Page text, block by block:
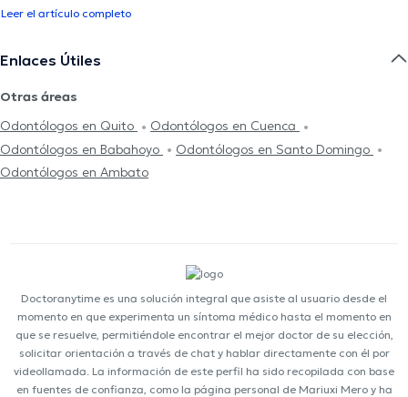
Leer el artículo completo
Enlaces Útiles
Otras áreas
Odontólogos en Quito
Odontólogos en Cuenca
Odontólogos en Babahoyo
Odontólogos en Santo Domingo
Odontólogos en Ambato
Doctoranytime es una solución integral que asiste al usuario desde el
momento en que experimenta un síntoma médico hasta el momento en
que se resuelve, permitiéndole encontrar el mejor doctor de su elección,
solicitar orientación a través de chat y hablar directamente con él por
videollamada. La información de este perfil ha sido recopilada con base
en fuentes de confianza, como la página personal de Mariuxi Mero y ha